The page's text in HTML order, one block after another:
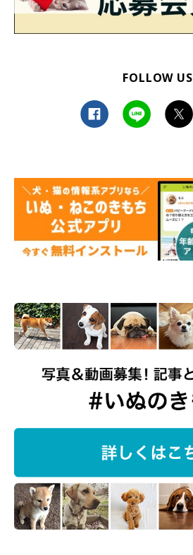
FOLLOW US